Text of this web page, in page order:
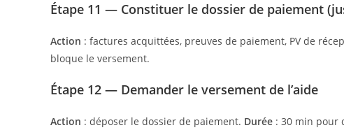
Étape 11 — Constituer le dossier de paiement
Action : factures acquittées, preuves de paiement, PV de
bloque le versement.
Étape 12 — Demander le versement de l’aide
Action : déposer le dossier de paiement. Durée : 30 min pour